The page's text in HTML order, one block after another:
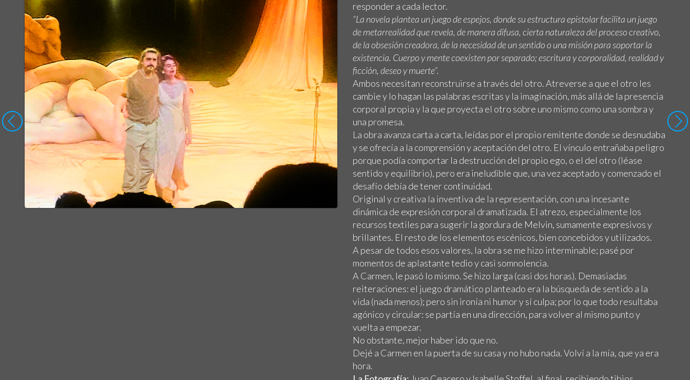
responder a cada lector.
“La novela plantea un juego de espejos, donde su estructura epistolar facilita un juego
de metarrealidad que revela, de manera difusa, cierta naturaleza del proceso creativo,
de la obsesión creadora, de la necesidad de un sentido o una misión para soportar la
existencia. Cuerpo y mente coexisten por separado; escritura y corporalidad, realidad y
ficción, deseo y muerte”.
Ambos necesitan reconstruirse a través del otro. Atreverse a que el otro les
cambie y lo hagan las palabras escritas y la imaginación, más allá de la presencia
corporal propia y la que proyecta el otro sobre uno mismo como una sombra y
una promesa.
La obra avanza carta a carta, leídas por el propio remitente donde se desnudaba
y se ofrecía a la comprensión y aceptación del otro. El vínculo entrañaba peligro
porque podía comportar la destrucción del propio ego, o el del otro (léase
sentido y equilibrio), pero era ineludible que, una vez aceptado y comenzado el
desafío debía de tener continuidad.
Original y creativa la inventiva de la representación, con una incesante
dinámica de expresión corporal dramatizada. El atrezo, especialmente los
recursos textiles para sugerir la gordura de Melvin, sumamente expresivos y
brillantes. El resto de los elementos escénicos, bien concebidos y utilizados.
A pesar de todos esos valores, la obra se me hizo interminable; pasé por
momentos de aplastante tedio y casi somnolencia.
A Carmen, le pasó lo mismo. Se hizo larga (casi dos horas). Demasiadas
reiteraciones: el juego dramático planteado era la búsqueda de sentido a la
vida (nada menos); pero sin ironía ni humor y sí culpa; por lo que todo resultaba
agónico y circular: se partía en una dirección, para volver al mismo punto y
vuelta a empezar.
No obstante, mejor haber ido que no.
Dejé a Carmen en la puerta de su casa y no hubo nada. Volví a la mía, que ya era
hora.